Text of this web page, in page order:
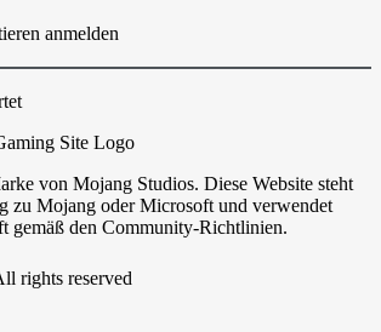
anmelden
von Mojang Studios. Diese Website steht
zu Mojang oder Microsoft und verwendet
gemäß den Community-Richtlinien.
rights reserved